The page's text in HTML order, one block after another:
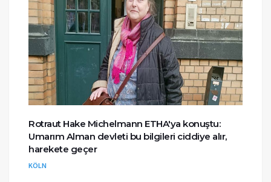
Rotraut Hake Michelmann ETHA'ya konuştu:
Umarım Alman devleti bu bilgileri ciddiye alır,
harekete geçer
KÖLN